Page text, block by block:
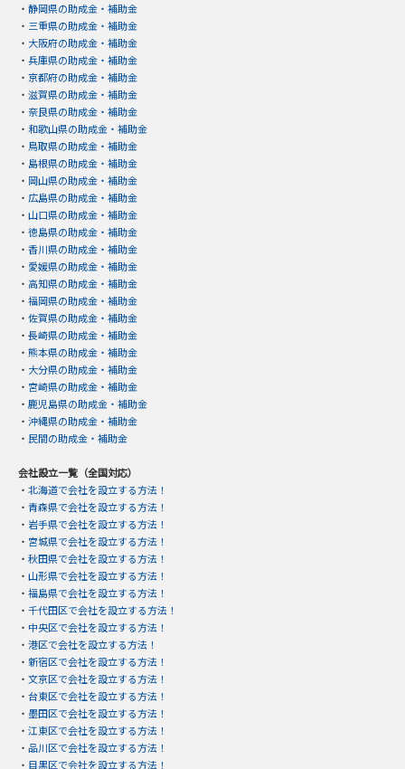
・ 静岡県の助成金・補助金
・ 三重県の助成金・補助金
・ 大阪府の助成金・補助金
・ 兵庫県の助成金・補助金
・ 京都府の助成金・補助金
・ 滋賀県の助成金・補助金
・ 奈良県の助成金・補助金
・ 和歌山県の助成金・補助金
・ 鳥取県の助成金・補助金
・ 島根県の助成金・補助金
・ 岡山県の助成金・補助金
・ 広島県の助成金・補助金
・ 山口県の助成金・補助金
・ 徳島県の助成金・補助金
・ 香川県の助成金・補助金
・ 愛媛県の助成金・補助金
・ 高知県の助成金・補助金
・ 福岡県の助成金・補助金
・ 佐賀県の助成金・補助金
・ 長崎県の助成金・補助金
・ 熊本県の助成金・補助金
・ 大分県の助成金・補助金
・ 宮崎県の助成金・補助金
・ 鹿児島県の助成金・補助金
・ 沖縄県の助成金・補助金
・ 民間の助成金・補助金
会社設立一覧（全国対応）
・ 北海道で会社を設立する方法！
・ 青森県で会社を設立する方法！
・ 岩手県で会社を設立する方法！
・ 宮城県で会社を設立する方法！
・ 秋田県で会社を設立する方法！
・ 山形県で会社を設立する方法！
・ 福島県で会社を設立する方法！
・ 千代田区で会社を設立する方法！
・ 中央区で会社を設立する方法！
・ 港区で会社を設立する方法！
・ 新宿区で会社を設立する方法！
・ 文京区で会社を設立する方法！
・ 台東区で会社を設立する方法！
・ 墨田区で会社を設立する方法！
・ 江東区で会社を設立する方法！
・ 品川区で会社を設立する方法！
・ 目黒区で会社を設立する方法！